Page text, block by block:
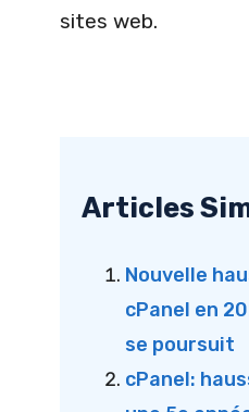
sites web.
Articles
Nouvelle
cPanel en
se poursuit
cPanel: